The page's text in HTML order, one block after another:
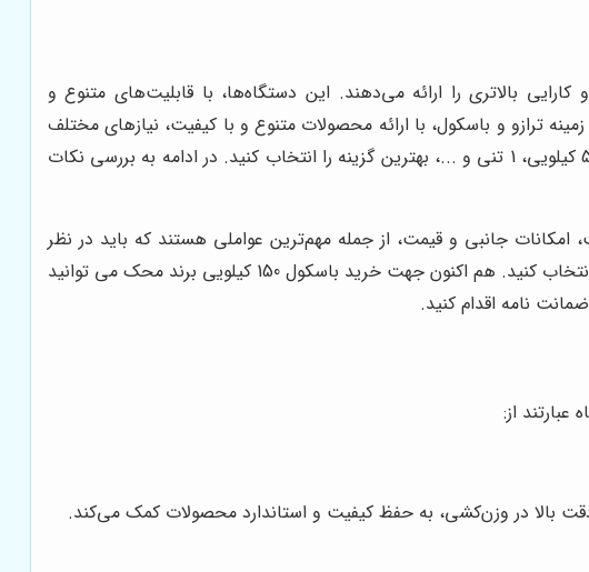
بالاتری را ارائه می‌دهند. این دستگاه‌ها، با قابلیت‌های متنوع و
ترازو و باسکول، با ارائه محصولات متنوع و با کیفیت، نیازهای مختلف
صنایع را برآورده می‌کند. شما می‌توانید متناسب با نیاز خود، از میان باسکول‌های 150 کیلویی، 200 کیلویی، 100 کیلویی، 500 کیلویی، 1 تنی و ...، بهترین گزینه را انتخاب کنید. در ادامه به بررسی نکات
ساخت، امکانات جانبی و قیمت، از جمله مهم‌ترین عواملی هستند که باید در نظر
گرفته شوند. با بررسی دقیق مشخصات فنی و مقایسه مدل‌های مختلف، می‌توانید بهترین باسکول را برای کسب‌وکار خود انتخاب کنید. هم اکنون جهت خرید باسکول 150 کیلویی برند محک می توانید
نامه اقدام کنید.